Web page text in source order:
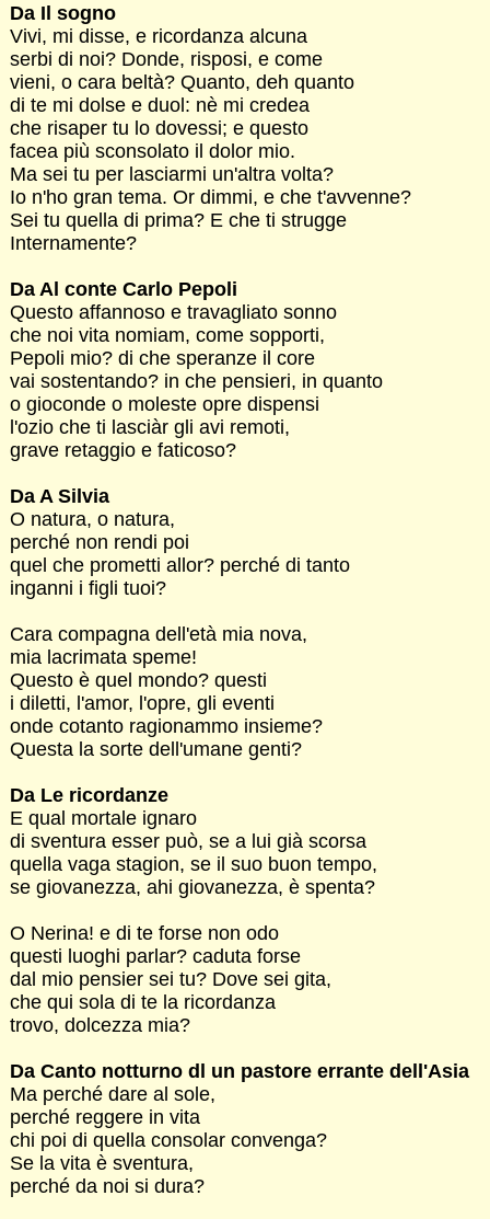
Da Il sogno
Vivi, mi disse, e ricordanza alcuna
serbi di noi? Donde, risposi, e come
vieni, o cara beltà? Quanto, deh quanto
di te mi dolse e duol: nè mi credea
che risaper tu lo dovessi; e questo
facea più sconsolato il dolor mio.
Ma sei tu per lasciarmi un'altra volta?
Io n'ho gran tema. Or dimmi, e che t'avvenne?
Sei tu quella di prima? E che ti strugge
Internamente?
Da Al conte Carlo Pepoli
Questo affannoso e travagliato sonno
che noi vita nomiam, come sopporti,
Pepoli mio? di che speranze il core
vai sostentando? in che pensieri, in quanto
o gioconde o moleste opre dispensi
l'ozio che ti lasciàr gli avi remoti,
grave retaggio e faticoso?
Da A Silvia
O natura, o natura,
perché non rendi poi
quel che prometti allor? perché di tanto
inganni i figli tuoi?
Cara compagna dell'età mia nova,
mia lacrimata speme!
Questo è quel mondo? questi
i diletti, l'amor, l'opre, gli eventi
onde cotanto ragionammo insieme?
Questa la sorte dell'umane genti?
Da Le ricordanze
E qual mortale ignaro
di sventura esser può, se a lui già scorsa
quella vaga stagion, se il suo buon tempo,
se giovanezza, ahi giovanezza, è spenta?
O Nerina! e di te forse non odo
questi luoghi parlar? caduta forse
dal mio pensier sei tu? Dove sei gita,
che qui sola di te la ricordanza
trovo, dolcezza mia?
Da Canto notturno dl un pastore errante dell'Asia
Ma perché dare al sole,
perché reggere in vita
chi poi di quella consolar convenga?
Se la vita è sventura,
perché da noi si dura?